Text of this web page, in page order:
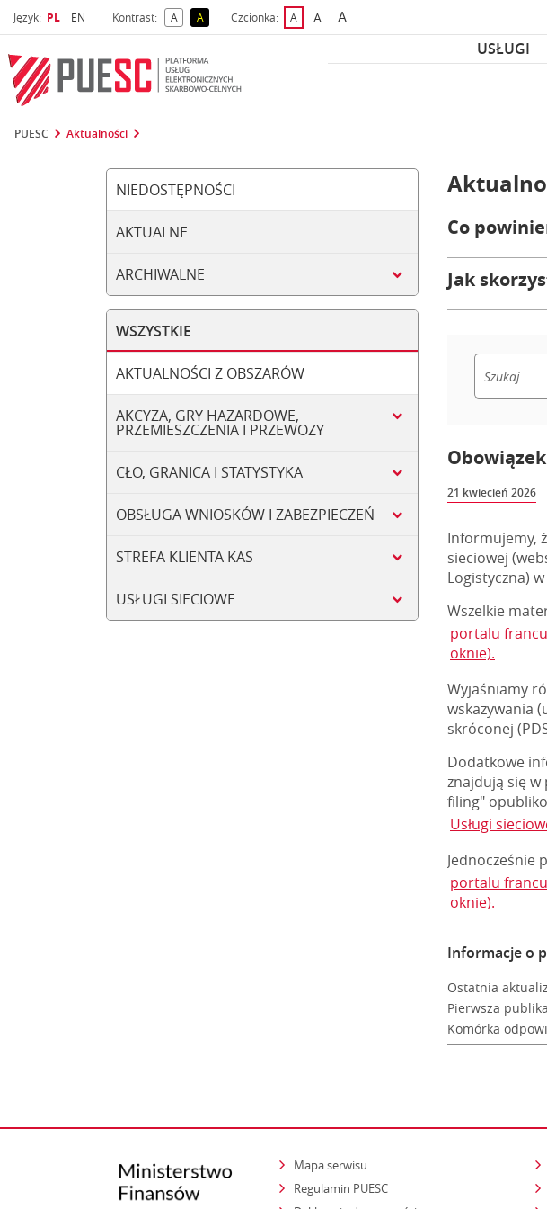
Język: Wybrany język
PL Wybierz język
EN Kontrast: Akontrast domyślny
Akontrast żółty tekst na czarnym tle
Czcionka: Adomyślna czcionka
Awiększa czcionka
Anajwiększa czcionka
USŁUGI
PUESC Aktualności
NIEDOSTĘPNOŚCI
AKTUALNE
ARCHIWALNE
WSZYSTKIE
AKTUALNOŚCI Z OBSZARÓW
AKCYZA, GRY HAZARDOWE,
PRZEMIESZCZENIA I PRZEWOZY
CŁO, GRANICA I STATYSTYKA
OBSŁUGA WNIOSKÓW I ZABEZPIECZEŃ
STREFA KLIENTA KAS
USŁUGI SIECIOWE
Co
Jak
21 kwiecień 2026
Informujemy,
sieciowej
Logistyczna)
Wszelkie
portalu
oknie).
Wyjaśniamy
wskazywania
skróconej
Dodatkowe
znajdują się w
filing"
Usługi
Jednocześnie
portalu
oknie).
Informacje o
Ostatnia
Pierwsza
Komórka
Mapa serwisu
Regulamin PUESC